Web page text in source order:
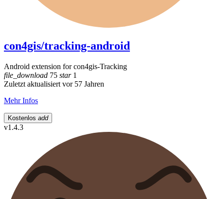
con4gis/tracking-android
Android extension for con4gis-Tracking
file_download 75 star1
Zuletzt aktualisiert vor 57 Jahren
Mehr Infos
Kostenlos add
v1.4.3